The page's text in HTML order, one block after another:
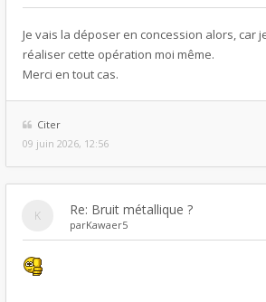
Je vais la déposer en concession alors, car
réaliser cette opération moi même.
Merci en tout cas.
Citer
09 juin 2026, 12:56
Re: Bruit métallique ?
parKawaer5